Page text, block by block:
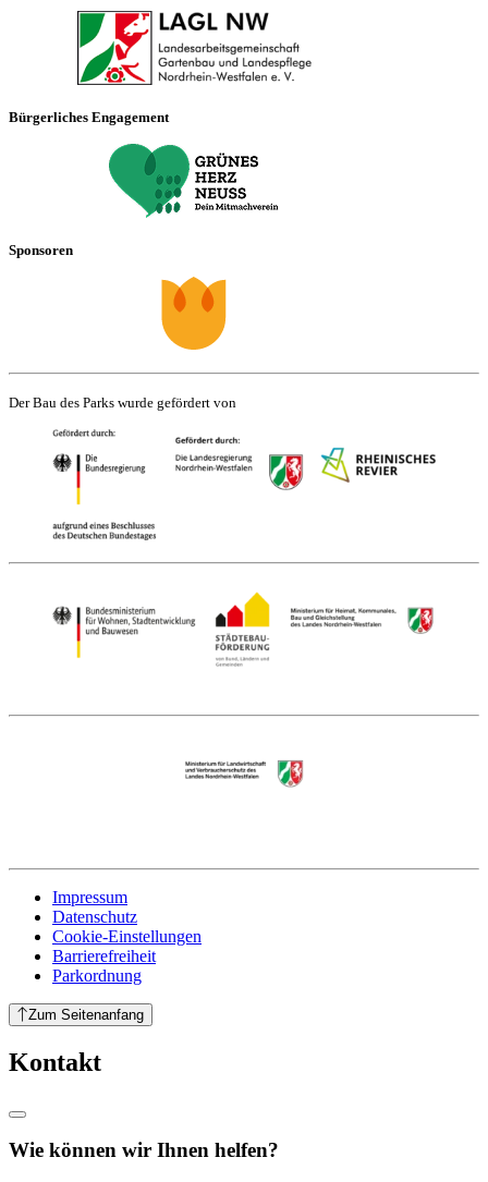
Bürgerliches Engagement
Sponsoren
Der Bau des Parks wurde gefördert von
Impressum
Datenschutz
Cookie-Einstellungen
Barrierefreiheit
Parkordnung
Zum Seitenanfang
Kontakt
Wie können wir Ihnen helfen?